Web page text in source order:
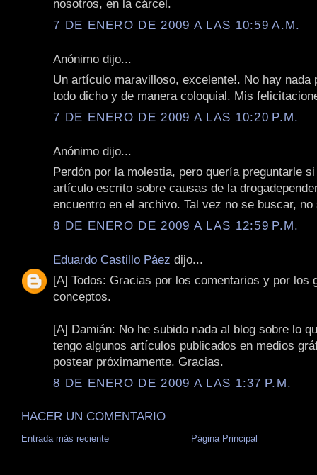
nosotros, en la cárcel.
7 DE ENERO DE 2009 A LAS 10:59 A.M.
Anónimo dijo...
Un artículo maravilloso, excelente!. No hay nada
todo dicho y de manera coloquial. Mis
7 DE ENERO DE 2009 A LAS 10:20 P.M.
Anónimo dijo...
Perdón por la molestia, pero quería preguntarle
artículo escrito sobre causas de la
encuentro en el archivo. Tal vez no se buscar,
8 DE ENERO DE 2009 A LAS 12:59 P.M.
Eduardo Castillo Páez dijo...
[A] Todos: Gracias por los comentarios y por los
conceptos.
[A] Damián: No he subido nada al blog sobre lo
tengo algunos artículos publicados en medios
postear próximamente. Gracias.
8 DE ENERO DE 2009 A LAS 1:37 P.M.
HACER UN COMENTARIO
Entrada más reciente Página Principal